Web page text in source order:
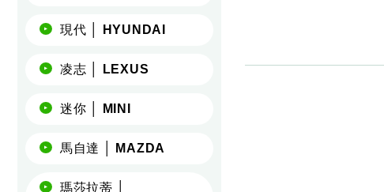
現代 │ HYUNDAI
凌志 │ LEXUS
迷你 │ MINI
馬自達 │ MAZDA
瑪莎拉蒂 │